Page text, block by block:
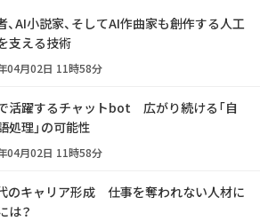
、AI小説家、そしてAI作曲家も――創作する人工
支える技術
04月02日 11時58分
活躍するチャットbot 広がり続ける「自
処理」の可能性
04月02日 11時58分
のキャリア形成 仕事を奪われない人材に
は？